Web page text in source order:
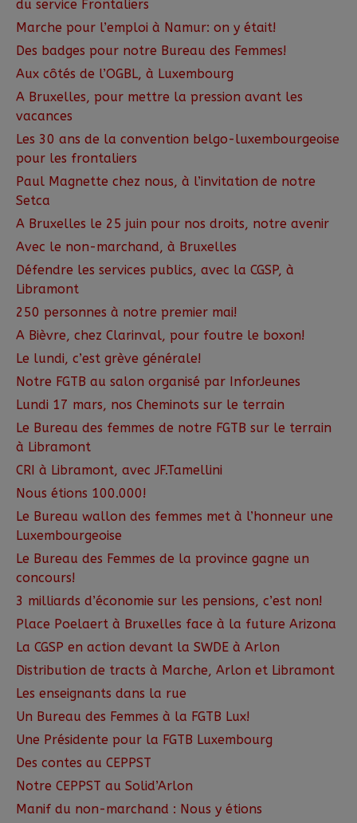
du service Frontaliers
Marche pour l’emploi à Namur: on y était!
Des badges pour notre Bureau des Femmes!
Aux côtés de l’OGBL, à Luxembourg
A Bruxelles, pour mettre la pression avant les
vacances
Les 30 ans de la convention belgo-luxembourgeoise
pour les frontaliers
Paul Magnette chez nous, à l’invitation de notre
Setca
A Bruxelles le 25 juin pour nos droits, notre avenir
Avec le non-marchand, à Bruxelles
Défendre les services publics, avec la CGSP, à
Libramont
250 personnes à notre premier mai!
A Bièvre, chez Clarinval, pour foutre le boxon!
Le lundi, c’est grève générale!
Notre FGTB au salon organisé par InforJeunes
Lundi 17 mars, nos Cheminots sur le terrain
Le Bureau des femmes de notre FGTB sur le terrain
à Libramont
CRI à Libramont, avec JF.Tamellini
Nous étions 100.000!
Le Bureau wallon des femmes met à l’honneur une
Luxembourgeoise
Le Bureau des Femmes de la province gagne un
concours!
3 milliards d’économie sur les pensions, c’est non!
Place Poelaert à Bruxelles face à la future Arizona
La CGSP en action devant la SWDE à Arlon
Distribution de tracts à Marche, Arlon et Libramont
Les enseignants dans la rue
Un Bureau des Femmes à la FGTB Lux!
Une Présidente pour la FGTB Luxembourg
Des contes au CEPPST
Notre CEPPST au Solid’Arlon
Manif du non-marchand : Nous y étions